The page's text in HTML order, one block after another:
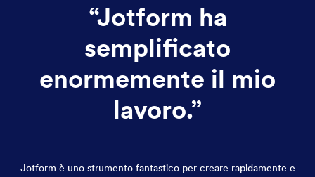
“Jotform ha
semplificato
enormemente il mio
lavoro.”
Jotform è uno strumento fantastico per creare rapidamente e